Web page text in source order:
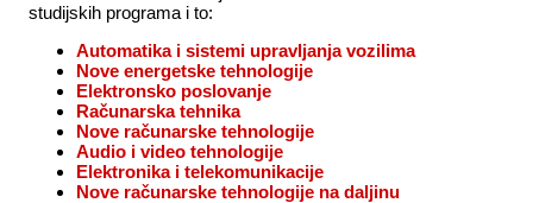
studijskih programa i to:
Automatika i sistemi upravljanja vozilima
Nove energetske tehnologije
Elektronsko poslovanje
Računarska tehnika
Nove računarske tehnologije
Audio i video tehnologije
Elektronika i telekomunikacije
Nove računarske tehnologije na daljinu